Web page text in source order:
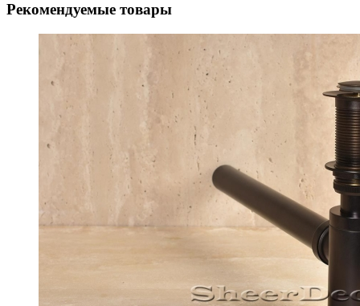
Рекомендуемые товары